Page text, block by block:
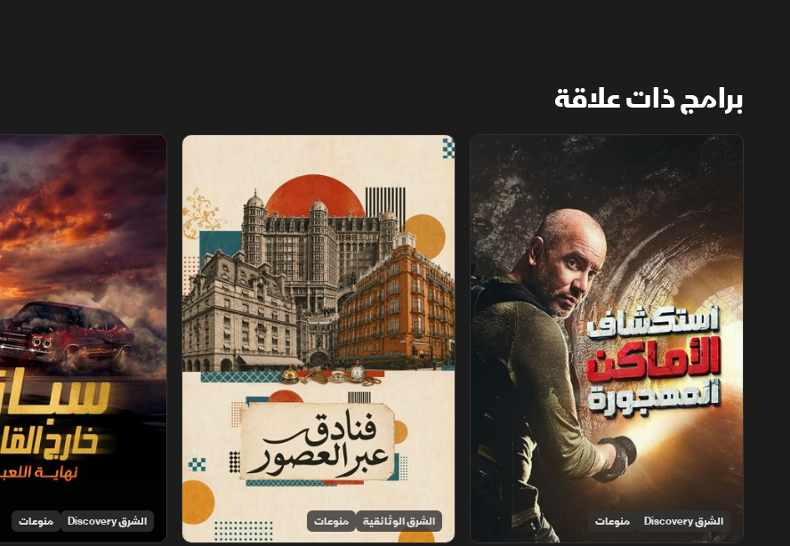
برامج ذات علاقة
استكشاف الأماكن المهجورة
الشرق Discovery منوعات
فنادق عبر العصور
الشرق الوثائقية منوعات
سباق خارج القانون.. نهاية اللعبة
الشرق Discovery منوعات